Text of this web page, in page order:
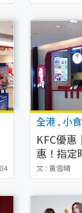
全港 .小
KFC優惠
惠！指定
文 : 黃雪晴